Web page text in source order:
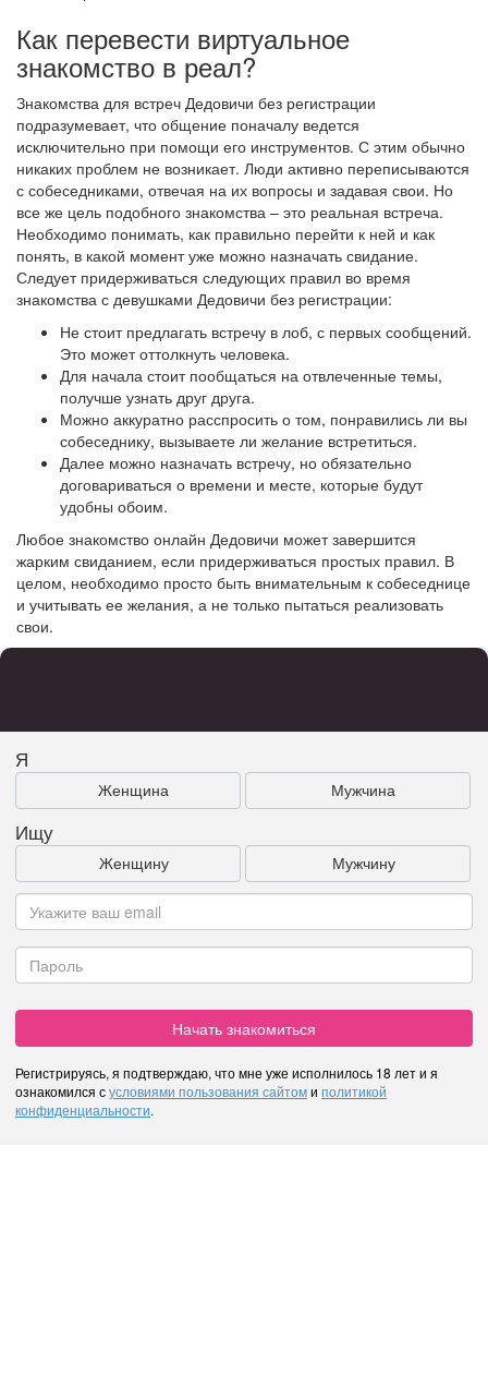
Как перевести виртуальное
знакомство в реал?
Знакомства для встреч Дедовичи без регистрации
подразумевает, что общение поначалу ведется
исключительно при помощи его инструментов. С этим обычно
никаких проблем не возникает. Люди активно переписываются
с собеседниками, отвечая на их вопросы и задавая свои. Но
все же цель подобного знакомства – это реальная встреча.
Необходимо понимать, как правильно перейти к ней и как
понять, в какой момент уже можно назначать свидание.
Следует придерживаться следующих правил во время
знакомства с девушками Дедовичи без регистрации:
Не стоит предлагать встречу в лоб, с первых сообщений.
Это может оттолкнуть человека.
Для начала стоит пообщаться на отвлеченные темы,
получше узнать друг друга.
Можно аккуратно расспросить о том, понравились ли вы
собеседнику, вызываете ли желание встретиться.
Далее можно назначать встречу, но обязательно
договариваться о времени и месте, которые будут
удобны обоим.
Любое знакомство онлайн Дедовичи может завершится
жарким свиданием, если придерживаться простых правил. В
целом, необходимо просто быть внимательным к собеседнице
и учитывать ее желания, а не только пытаться реализовать
свои.
Я
Женщина Мужчина
Ищу
Женщину Мужчину
Начать знакомиться
Регистрируясь, я подтверждаю, что мне уже исполнилось 18 лет и я
ознакомился сусловиями пользования сайтоми политикой
конфиденциальности.